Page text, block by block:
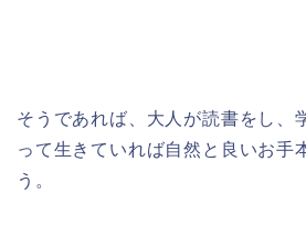
そうであれば、大人が読書をし、
って生きていれば自然と良いお手
う。